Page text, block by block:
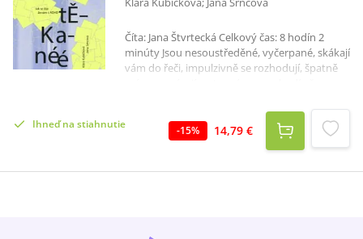
Číta: Jana Štvrtecká Celkový čas: 8 hodín 2
minúty Jsou nesoustředěné, vyčerpané, skákají
vám do řeči, impulzivně se rozhodují, špatně
domácnost, pečovat o děti, plnit pracovní
povinnosti… Okolí je považuje za neschopné,
líné. Nejsou však rozbité, jen jejich mozek
dozvěděly až v dospělosti. Autorky, které se
Ihneď na stiahnutie -15% 14,79 €